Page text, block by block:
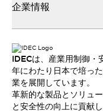
企業情報
IDECは、産業用制御・
年にわたり日本で培っ
業を展開しています。
革新的な製品とソリュ
と安全性の向上に貢献